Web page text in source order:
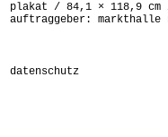
plakat / 84,1 × 118,9
auftraggeber:
datenschutz